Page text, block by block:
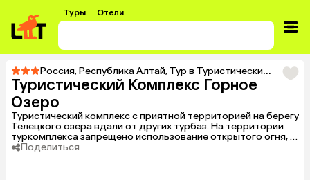
Туры Отели
Россия,Республика Алтай, Тур в Туристический Комплекс Горное Озеро
Туристический Комплекс Горное
Озеро
Туристический комплекс с приятной территорией на берегу
Телецкого озера вдали от других турбаз. На территории
туркомплекса запрещено использование открытого огня, в
том числе не предусмотрена возможность
Поделиться